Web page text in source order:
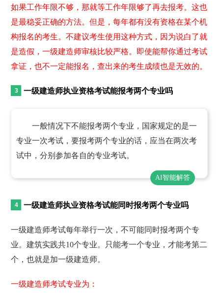
如果工作年限不够，那就等工作年限够了再去报考。这也
是最稳妥正确的方法。但是，每年都有没有资格在某个机
构报名的考生。不建议考生使用这种方式，因为说白了就
是造假，一级建造师审核比较严格。即使能帮你通过考试
拿证，也不一定能报名，查出来的考生成绩也是无效的。
一级建造师执业资格考试能报考两个专业吗
AI智能解答
一般情况下不能报考两个专业，国家规定的是一
专业一次考试，要报考两个专业的话，应当在两次考
试中，分别参加各自的专业考试。
一级建造师执业资格考试能同时报考两个专业吗
一级建造师考试每年举行一次，不可能同时报考两个专
业。建筑实践共10个专业。只能考一个专业，才能考第二
个，也就是加一级建造师。
一级建造师考试专业为：